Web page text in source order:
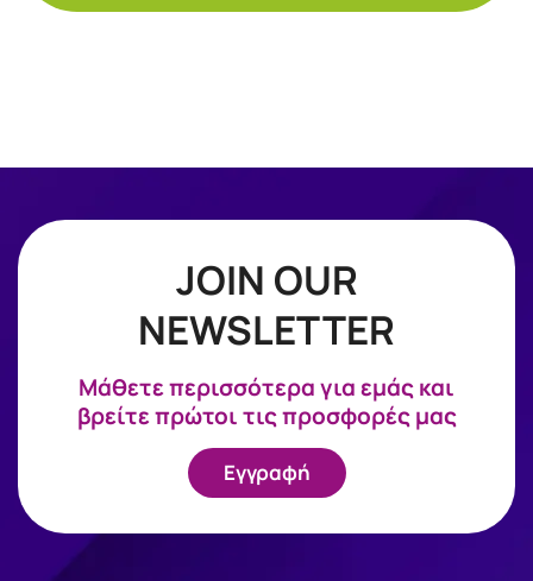
JOIN OUR
NEWSLETTER
Mάθετε περισσότερα για εμάς και
βρείτε πρώτοι τις προσφορές μας
Εγγραφή